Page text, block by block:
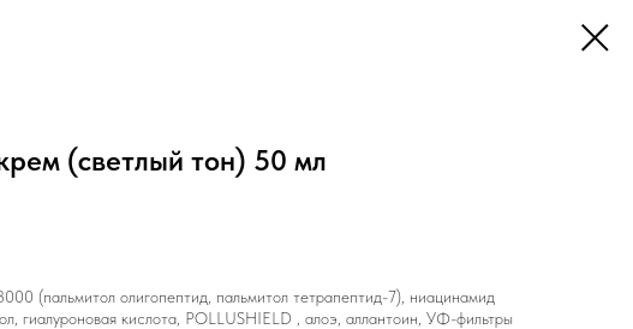
(светлый тон) 50 мл
(пальмитол олигопептид, пальмитол тетрапептид-7), ниацинамид
гиалуроновая кислота, POLLUSHIELD , алоэ, аллантоин, УФ-фильтры